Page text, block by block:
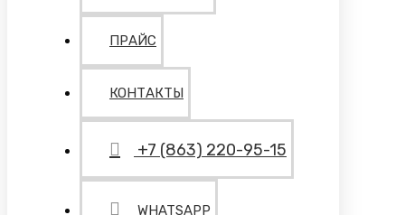
ПРАЙС
КОНТАКТЫ
+7 (863) 220-95-15
WHATSAPP